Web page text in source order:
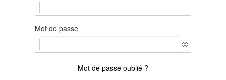
Mot de passe
Mot de passe oublié ?